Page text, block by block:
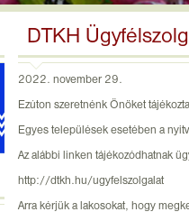
DTKH
2022. november 29.
Ezúton szeretnénk Önöket
Egyes települések esetében a
Az alábbi linken tájékozódhatnak
http://dtkh.hu/ugyfelszolgalat
Arra kérjük a lakosokat, hogy